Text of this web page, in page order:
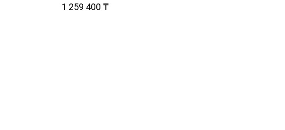
1 259 400 ₸